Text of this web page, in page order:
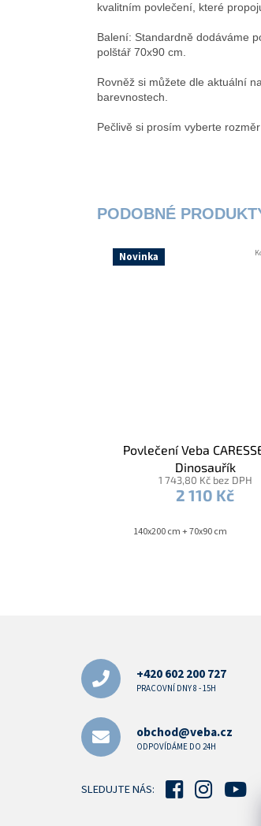
kvalitním povlečení, které
Balení: Standardně dodáváme
polštář 70x90 cm.
Rovněž si můžete dle aktuální
barevnostech.
Pečlivě si prosím vyberte
Novinka
Povlečení Veba
Dinosauřík
1 743,80 Kč bez DPH
2 110 Kč
140x200 cm + 70x90 cm
+420 602 200 727
PRACOVNÍ DNY 8 - 15H
obchod@veba.cz
ODPOVÍDÁME DO 24H
SLEDUJTE NÁS: